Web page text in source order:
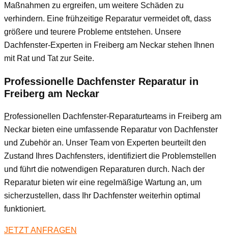
Maßnahmen zu ergreifen, um weitere Schäden zu
verhindern. Eine frühzeitige Reparatur vermeidet oft, dass
größere und teurere Probleme entstehen. Unsere
Dachfenster-Experten in Freiberg am Neckar stehen Ihnen
mit Rat und Tat zur Seite.
Professionelle Dachfenster Reparatur in
Freiberg am Neckar
Professionellen Dachfenster-Reparaturteams in Freiberg am
Neckar bieten eine umfassende Reparatur von Dachfenster
und Zubehör an. Unser Team von Experten beurteilt den
Zustand Ihres Dachfensters, identifiziert die Problemstellen
und führt die notwendigen Reparaturen durch. Nach der
Reparatur bieten wir eine regelmäßige Wartung an, um
sicherzustellen, dass Ihr Dachfenster weiterhin optimal
funktioniert.
JETZT ANFRAGEN